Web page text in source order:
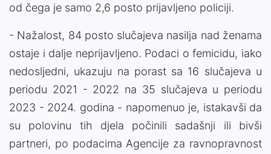
od čega je samo 2,6 posto prijavljeno policiji.
- Nažalost, 84 posto slučajeva nasilja nad ženama
ostaje i dalje neprijavljeno. Podaci o femicidu, iako
nedosljedni, ukazuju na porast sa 16 slučajeva u
periodu 2021 - 2022 na 35 slučajeva u periodu
2023 - 2024. godina - napomenuo je, istakavši da
su polovinu tih djela počinili sadašnji ili bivši
partneri, po podacima Agencije za ravnopravnost